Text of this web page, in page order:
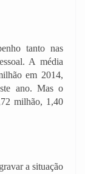
tanto nas
A média
em 2014,
ano. Mas o
milhão, 1,40
a situação